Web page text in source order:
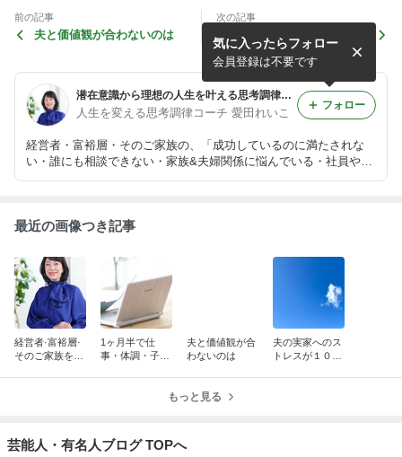
前の記事
夫と価値観が合わないのは
次の記事
夫の実家へのストレスが１０
→１に激減！〈お客様の声〉
潜在意識から理想の人生を叶える思考調律コーチング
人生を変える思考調律コーチ 愛田れいこ
経営者・富裕層・そのご家族の、「成功しているのに満たされな
い・誰にも相談できない・家族&夫婦関係に悩んでいる・社員や家
気に入ったらフォロー
会員登録は不要です
フォロー
最近の画像つき記事
経営者·富裕層·
そのご家族を支
1ヶ月半で仕
事・体調・子供
夫と価値観が合
わないのは
夫の実家へのス
トレスが１０→
もっと見る
芸能人・有名人ブログ TOPへ